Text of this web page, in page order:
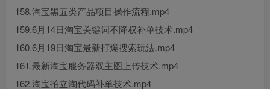
158.淘宝黑五类产品项目操作流程.mp4
159.6月14日淘宝关键词不降权补单技术.mp4
160.6月19日淘宝最新打爆搜索玩法.mp4
161.最新淘宝服务器双主图上传技术.mp4
162.淘宝拍立淘代码补单技术.mp4